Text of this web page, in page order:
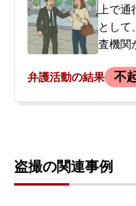
見通し
と、当
頼され
上で通
として
査機関
れてい
だくこ
弁護活動の結果 不
盗撮の関連事例